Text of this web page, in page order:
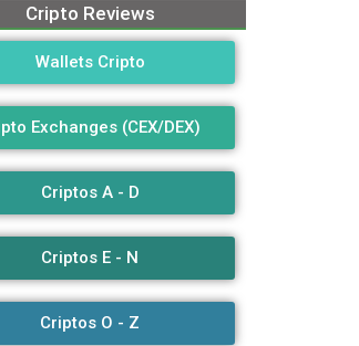
Cripto Reviews
Wallets Cripto
Exchanges (CEX/DEX)
Criptos A - D
Criptos E - N
Criptos O - Z